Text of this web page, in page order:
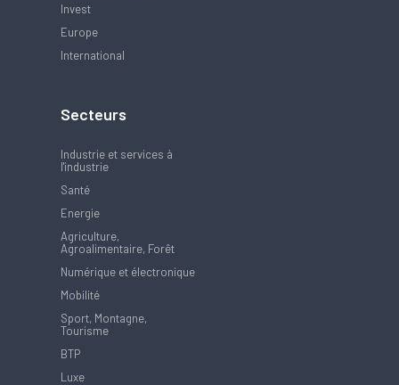
Invest
Europe
International
Secteurs
Industrie et services à
l'industrie
Santé
Energie
Agriculture,
Agroalimentaire, Forêt
Numérique et électronique
Mobilité
Sport, Montagne,
Tourisme
BTP
Luxe